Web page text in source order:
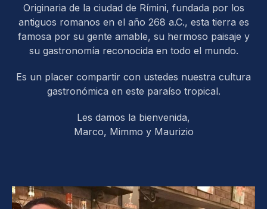
Originaria de la ciudad de Rímini, fundada por los
antiguos romanos en el año 268 a.C., esta tierra es
famosa por su gente amable, su hermoso paisaje y
su gastronomía reconocida en todo el mundo.
Es un placer compartir con ustedes nuestra cultura
gastronómica en este paraíso tropical.
Les damos la bienvenida,
Marco, Mimmo y Maurizio